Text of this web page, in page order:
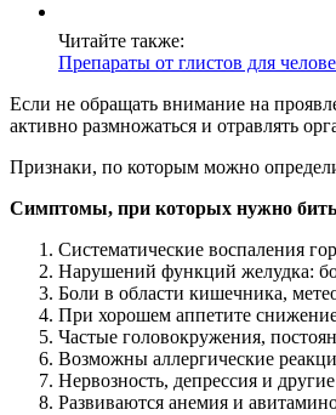
Читайте также:
Препараты от глистов для
Если не обращать внимание на
активно размножаться и отравлять
Признаки, по которым можно
Симптомы, при которых нужно бить
Систематические воспаления
Нарушений функций желудка:
Боли в области кишечника,
При хорошем аппетите
Частые головокружения,
Возможны аллергические
Нервозность, депрессия и
Развиваются анемия и